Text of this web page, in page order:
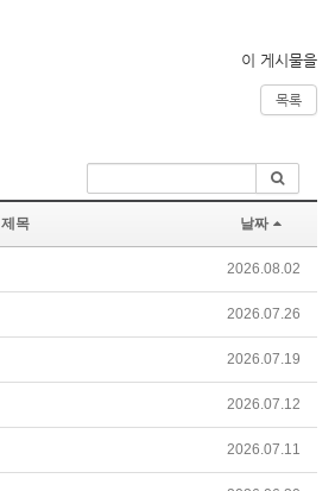
이 게시물을
목록
제목 날짜
2026.08.02
2026.07.26
2026.07.19
2026.07.12
2026.07.11